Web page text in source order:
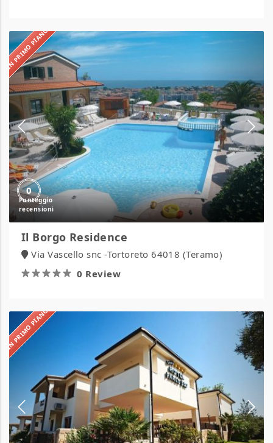
IN PRIMO PIANO
0
Il
Borgo
Residence
Il Borgo Residence
Via Vascello snc -Tortoreto 64018 (Teramo)
0 Review
IN PRIMO PIANO